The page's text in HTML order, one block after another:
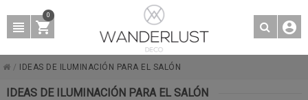
0
/ IDEAS DE ILUMINACIÓN PARA EL SALÓN
IDEAS DE ILUMINACIÓN PARA EL SALÓN